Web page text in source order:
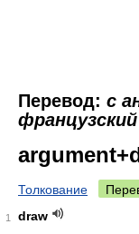
Перевод: с
французский
Толкование
1
draw